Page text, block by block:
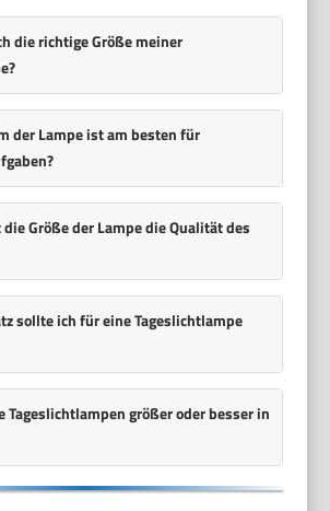
die richtige Größe meiner
der Lampe ist am besten für
Größe der Lampe die Qualität des
sollte ich für eine Tageslichtlampe
Tageslichtlampen größer oder besser in